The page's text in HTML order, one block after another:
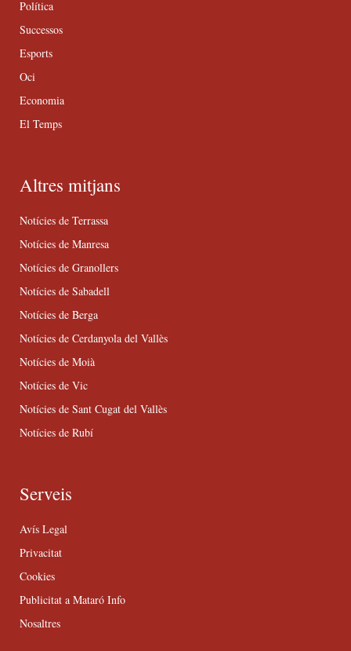
Política
Successos
Esports
Oci
Economia
El Temps
Altres mitjans
Notícies de Terrassa
Notícies de Manresa
Notícies de Granollers
Notícies de Sabadell
Notícies de Berga
Notícies de Cerdanyola del Vallès
Notícies de Moià
Notícies de Vic
Notícies de Sant Cugat del Vallès
Notícies de Rubí
Serveis
Avís Legal
Privacitat
Cookies
Publicitat a Mataró Info
Nosaltres